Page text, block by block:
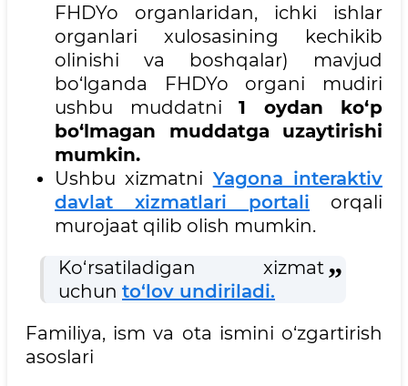
FHDYo organlaridan, ichki ishlar
organlari xulosasining kechikib
olinishi va boshqalar) mavjud
bo‘lganda FHDYo organi mudiri
ushbu muddatni 1 oydan ko‘p
bo‘lmagan muddatga uzaytirishi
mumkin.
Ushbu xizmatni Yagona interaktiv
davlat xizmatlari portali orqali
murojaat qilib olish mumkin.
Ko‘rsatiladigan xizmat
uchun to‘lov undiriladi.
Familiya, ism va ota ismini o‘zgartirish
asoslari